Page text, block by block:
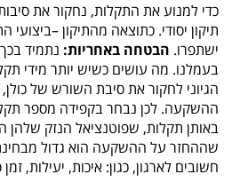
כדי למנוע את התקלות, נחקור את
תיקון יסודי. כתוצאה מהתיקון –ביצועי
ישתפרו. הבטחה באחריות: נתמיד
בעמלנו. מה עושים כשיש יותר מידי
הגיוני לחקור את סיבת השורש של
ההשקעה. לכן נבחר בקפידה מספר
באותן תקלות, שפוטנציאל הנזק שלהן
שההחזר על ההשקעה הוא גדול
חשובים לארגון, כגון: איכות, יעילות,